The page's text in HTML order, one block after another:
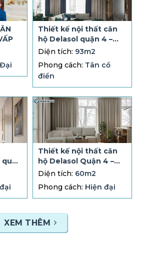
Thiết kế nội thất căn
hộ Delasol quận 4 –
93m2 – 3PN + 2WC…
Diện tích: 93m2
Phong cách: Tân cổ
điển
Thiết kế nội thất căn
hộ Delasol Quận 4 –
60m2 – 1 PN
Diện tích: 60m2
Phong cách: Hiện đại
XEM THÊM